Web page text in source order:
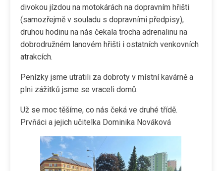
divokou jízdou na motokárách na dopravním hřišti
(samozřejmě v souladu s dopravními předpisy),
druhou hodinu na nás čekala trocha adrenalinu na
dobrodružném lanovém hřišti i ostatních venkovních
atrakcích.
Penízky jsme utratili za dobroty v místní kavárně a
plni zážitků jsme se vraceli domů.
Už se moc těšíme, co nás čeká ve druhé třídě.
Prvňáci a jejich učitelka Dominika Nováková